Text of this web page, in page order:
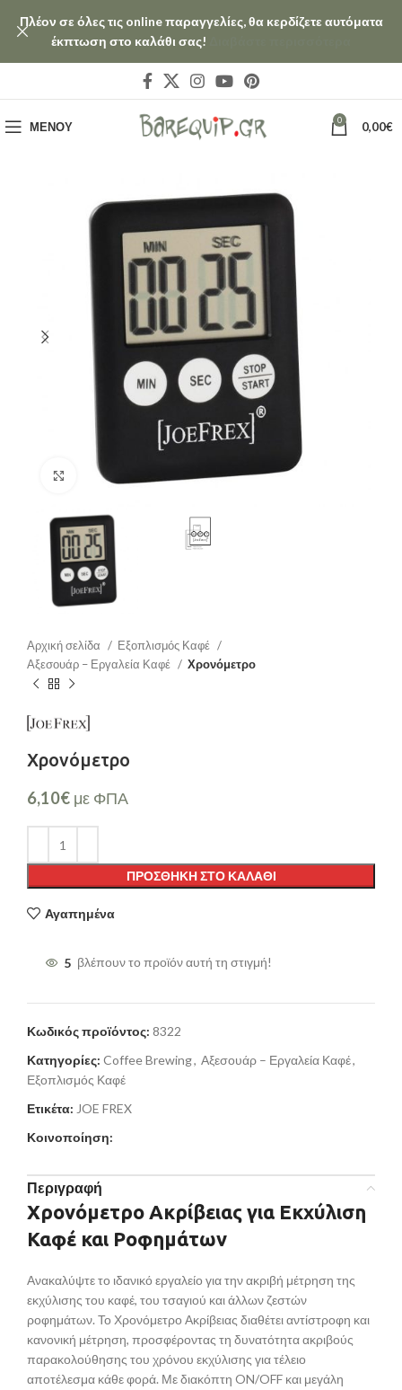
ΜΕΝΟΎ 0 0,00€
Μεγέθυνση
Αρχική σελίδα
Εξοπλισμός Καφέ
Αξεσουάρ – Εργαλεία Καφέ
Χρονόμετρο
Χρονόμετρο
6,10€ με ΦΠΑ
ΠΡΟΣΘΉΚΗ ΣΤΟ ΚΑΛΆΘΙ
Αγαπημένα
5 βλέπουν το προϊόν αυτή τη στιγμή!
Κωδικός προϊόντος: 8322
Κατηγορίες: Coffee Brewing, Αξεσουάρ – Εργαλεία Καφέ,
Εξοπλισμός Καφέ
Ετικέτα: JOE FREX
Κοινοποίηση:
Περιγραφή
Χρονόμετρο Ακρίβειας για Εκχύλιση
Καφέ και Ροφημάτων
Ανακαλύψτε το ιδανικό εργαλείο για την ακριβή μέτρηση της
εκχύλισης του καφέ, του τσαγιού και άλλων ζεστών
ροφημάτων. Το Χρονόμετρο Ακρίβειας διαθέτει αντίστροφη και
κανονική μέτρηση, προσφέροντας τη δυνατότητα ακριβούς
παρακολούθησης του χρόνου εκχύλισης για τέλειο
αποτέλεσμα κάθε φορά. Με διακόπτη ON/OFF και μεγάλη
Πλέον σε όλες τις online παραγγελίες, θα κερδίζετε αυτόματα
έκπτωση στο καλάθι σας!